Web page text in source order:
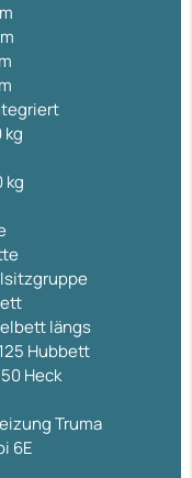
kg
kg
längs
Hubbett
Heck
Truma
6E